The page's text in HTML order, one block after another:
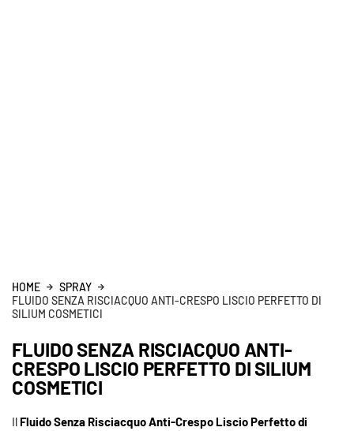
HOME
SPRAY
FLUIDO SENZA RISCIACQUO ANTI-CRESPO LISCIO PERFETTO DI
SILIUM COSMETICI
FLUIDO SENZA RISCIACQUO ANTI-
CRESPO LISCIO PERFETTO DI SILIUM
COSMETICI
Il Fluido Senza Risciacquo Anti-Crespo Liscio Perfetto di